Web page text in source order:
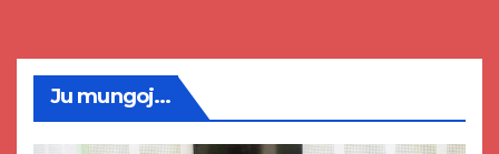
Ju mungoj...